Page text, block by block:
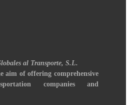
al Transporte, S.L.
aim of offering comprehensive
companies and